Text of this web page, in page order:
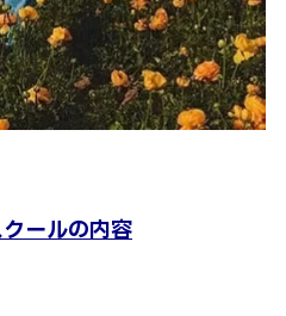
ールの内容